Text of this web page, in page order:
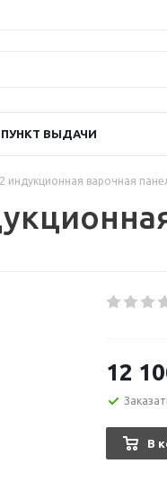
ПУНКТ ВЫДАЧИ
индукционная варочная
12
В